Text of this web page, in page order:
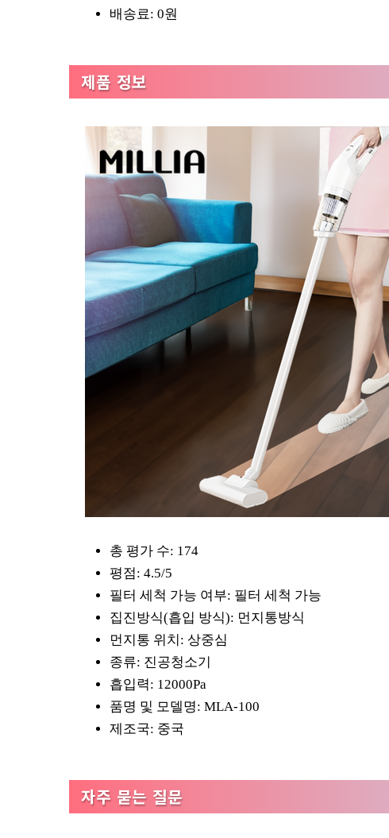
배송료: 0원
제품 정보
총 평가 수: 174
평점: 4.5/5
필터 세척 가능 여부: 필터 세척 가능
집진방식(흡입 방식): 먼지통방식
먼지통 위치: 상중심
종류: 진공청소기
흡입력: 12000Pa
품명 및 모델명: MLA-100
제조국: 중국
자주 묻는 질문